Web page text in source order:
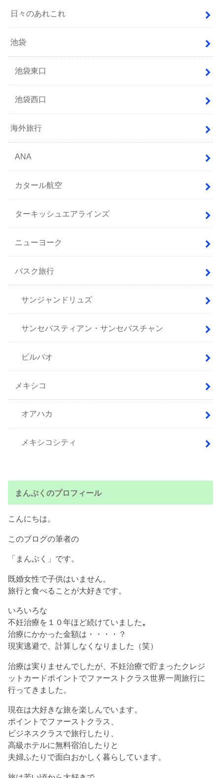
日々のあれこれ
池袋
池袋東口
池袋西口
海外旅行
ANA
カタール航空
ターキッシュエアラインズ
ニューヨーク
バスク旅行
サンジャンドリュズ
サンセバスティアン・サンセバスチャン
ビルバオ
メキシコ
オアハカ
メキシコシティ
まんぷくのプロフィール
こんにちは。
このブログの筆者の
「まんぷく」です。
既婚女性で子供はいません。
旅行と食べることが大好きです。
いろいろな
不妊治療を１０年ほど続けていました。
治療にかかった金額は・・・・？
現実逃避で、計算しなくなりました（笑）
治療は実りませんでしたが、不妊治療で貯まった クレジ
ットカードポイントでファーストクラス世界一周旅行に
行ってきました。
現在は大好きな旅を楽しんでいます。
ポイントでファーストクラス、
ビジネスクラスで旅行したり、
高級ホテルに無料宿泊したりと
夫婦ふたりで面白おかしく暮らしています。